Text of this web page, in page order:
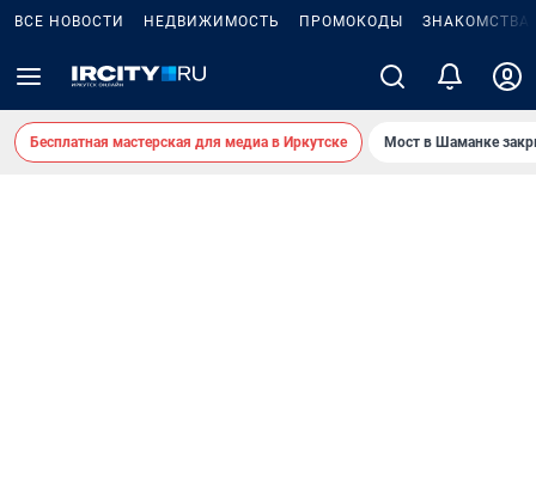
ВСЕ НОВОСТИ НЕДВИЖИМОСТЬ ПРОМОКОДЫ ЗНАКОМСТВА
Бесплатная мастерская для медиа в Иркутске Мост в Шаманке